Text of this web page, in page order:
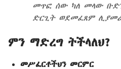
መጥፎ ሰው ካለ መላው
ድርጊት ወደመፈጸም
ምን ማድረግ ትችላለህ?
መሥፈርቶችህን መርምር